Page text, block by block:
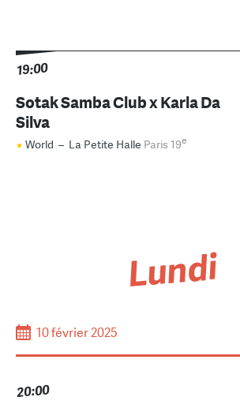
19:00
Sotak Samba Club x Karla Da
Silva
World – La Petite Halle Paris 19e
Lundi
10 février 2025
20:00